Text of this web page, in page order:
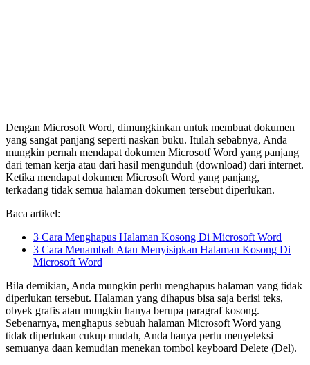
Dengan Microsoft Word, dimungkinkan untuk membuat dokumen
yang sangat panjang seperti naskan buku. Itulah sebabnya, Anda
mungkin pernah mendapat dokumen Microsotf Word yang panjang
dari teman kerja atau dari hasil mengunduh (download) dari internet.
Ketika mendapat dokumen Microsoft Word yang panjang,
terkadang tidak semua halaman dokumen tersebut diperlukan.
Baca artikel:
3 Cara Menghapus Halaman Kosong Di Microsoft Word
3 Cara Menambah Atau Menyisipkan Halaman Kosong Di
Microsoft Word
Bila demikian, Anda mungkin perlu menghapus halaman yang tidak
diperlukan tersebut. Halaman yang dihapus bisa saja berisi teks,
obyek grafis atau mungkin hanya berupa paragraf kosong.
Sebenarnya, menghapus sebuah halaman Microsoft Word yang
tidak diperlukan cukup mudah, Anda hanya perlu menyeleksi
semuanya daan kemudian menekan tombol keyboard Delete (Del).